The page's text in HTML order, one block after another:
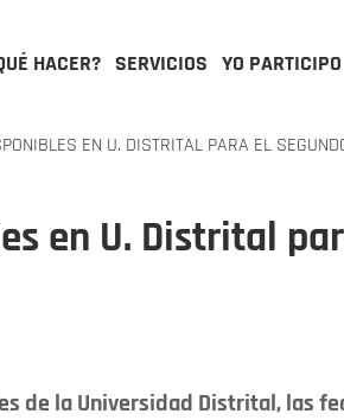
HACER? SERVICIOS YO PARTICIPO
EN U. DISTRITAL PARA EL
en U. Distrital
de la Universidad Distrital, las